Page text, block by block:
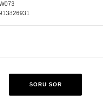
SORU SOR